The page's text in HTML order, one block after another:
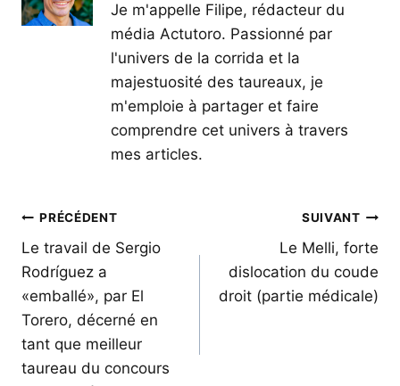
Je m'appelle Filipe, rédacteur du
média Actutoro. Passionné par
l'univers de la corrida et la
majestuosité des taureaux, je
m'emploie à partager et faire
comprendre cet univers à travers
mes articles.
Navigation
de
l’article
PRÉCÉDENT
Le travail de Sergio
Rodríguez a
«emballé», par El
Torero, décerné en
tant que meilleur
taureau du concours
SUIVANT
Le Melli, forte
dislocation du coude
droit (partie médicale)